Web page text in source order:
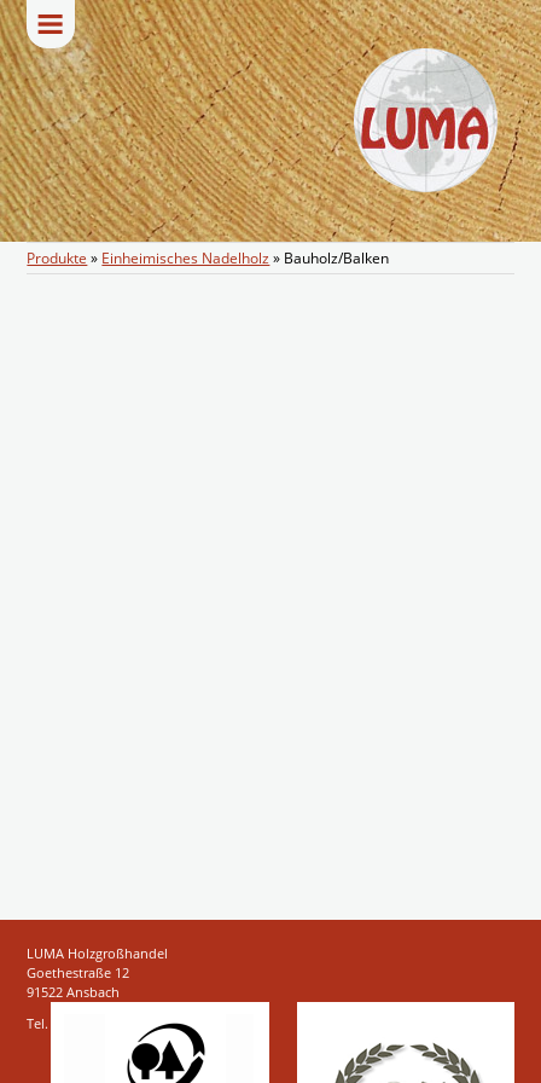
Produkte » Einheimisches Nadelholz» Bauholz/Balken
LUMA Holzgroßhandel
Goethestraße 12
91522 Ansbach
Tel.